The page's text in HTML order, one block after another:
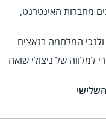
מחברות האינטרנט,
המלחמה בנאצים
למלווה של ניצולי שואה